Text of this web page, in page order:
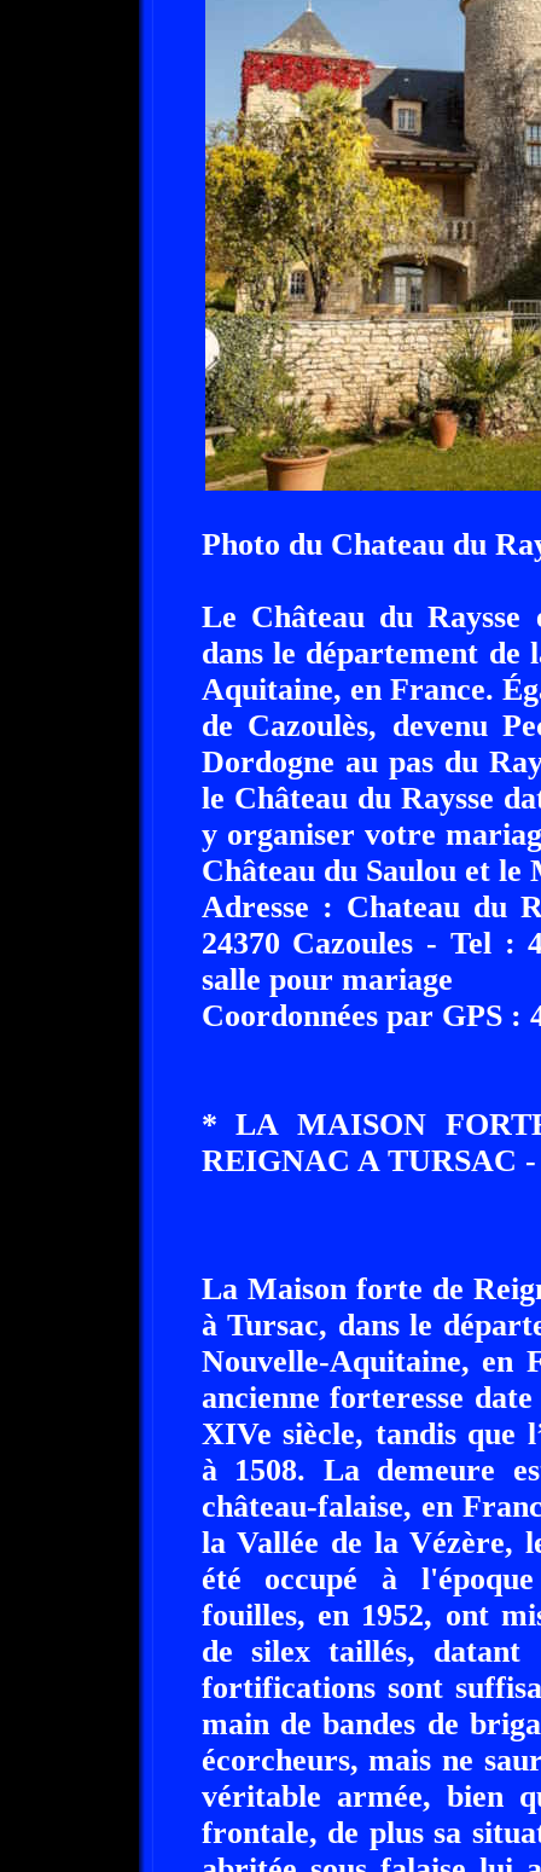
Photo du Chateau du
Le Château du Raysse
dans le département de
Aquitaine, en France.
de Cazoulès, devenu
Dordogne au pas du
le Château du Raysse
y organiser votre
Château du Saulou et
Adresse : Chateau du
24370 Cazoules - Tel :
salle pour mariage
Coordonnées par GPS :
* LA MAISON
REIGNAC A TURSAC -
La Maison forte de
à Tursac, dans le
Nouvelle-Aquitaine, en
ancienne forteresse
XIVe siècle, tandis que
à 1508. La demeure
château-falaise, en
la Vallée de la Vézère,
été occupé à
fouilles, en 1952, ont
de silex taillés, datant
fortifications sont
main de bandes de
écorcheurs, mais ne
véritable armée, bien
frontale, de plus sa